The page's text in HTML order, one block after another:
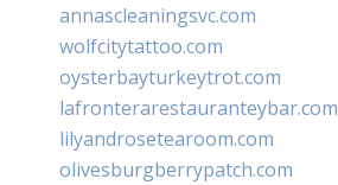
annascleaningsvc.com
wolfcitytattoo.com
oysterbayturkeytrot.com
lafronterarestauranteybar.com
lilyandrosetearoom.com
olivesburgberrypatch.com